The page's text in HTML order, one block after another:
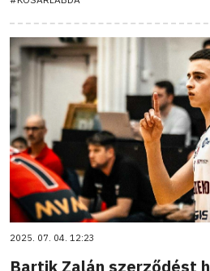
2025. 07. 04. 12:23
Bartik Zalán szerződést